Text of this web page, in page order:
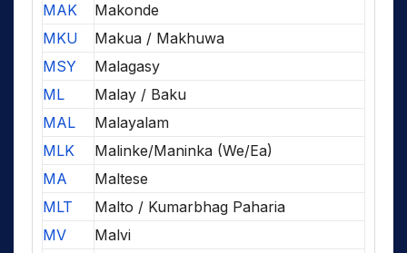
MAK
Makonde
MKU
Makua / Makhuwa
MSY
Malagasy
ML
Malay / Baku
MAL
Malayalam
MLK
Malinke/Maninka (We/Ea)
MA
Maltese
MLT
Malto / Kumarbhag Paharia
MV
Malvi